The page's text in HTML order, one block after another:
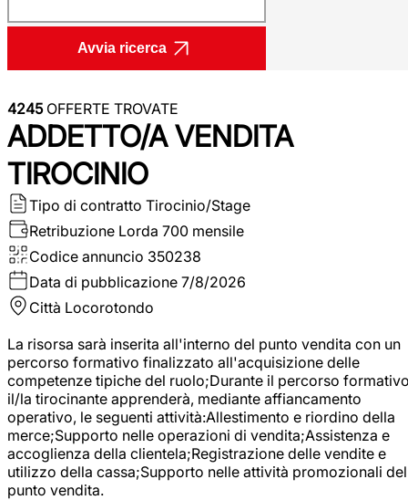
Avvia ricerca
4245OFFERTE TROVATE
ADDETTO/A VENDITA
TIROCINIO
Tipo di contratto Tirocinio/Stage
Retribuzione Lorda 700 mensile
Codice annuncio 350238
Data di pubblicazione 7/8/2026
Città Locorotondo
La risorsa sarà inserita all'interno del punto vendita con un
percorso formativo finalizzato all'acquisizione delle
competenze tipiche del ruolo;Durante il percorso
il/la tirocinante apprenderà, mediante affiancamento
operativo, le seguenti attività:Allestimento e riordino della
merce;Supporto nelle operazioni di vendita;Assistenza e
accoglienza della clientela;Registrazione delle vendite e
utilizzo della cassa;Supporto nelle attività promozionali del
punto vendita.